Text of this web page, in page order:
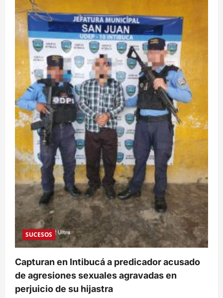
contundente
golpe
al
narcotráfico
en
Siguatepeque
con
la
captura
de
tres
sospechosos
y
el
decomiso
de
paquetes
de
marihuana
SUCESOS
Capturan en Intibucá a predicador acusado
de agresiones sexuales agravadas en
perjuicio de su hijastra